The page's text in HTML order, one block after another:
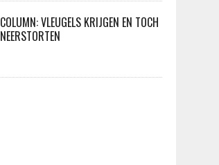
COLUMN: VLEUGELS KRIJGEN EN TOCH
NEERSTORTEN